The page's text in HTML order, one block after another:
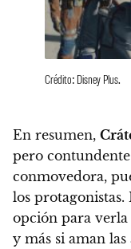
Crédito: Disney Plus.
En resumen,
pero
conmovedora,
los protagonistas.
opción para verla
y más si aman las